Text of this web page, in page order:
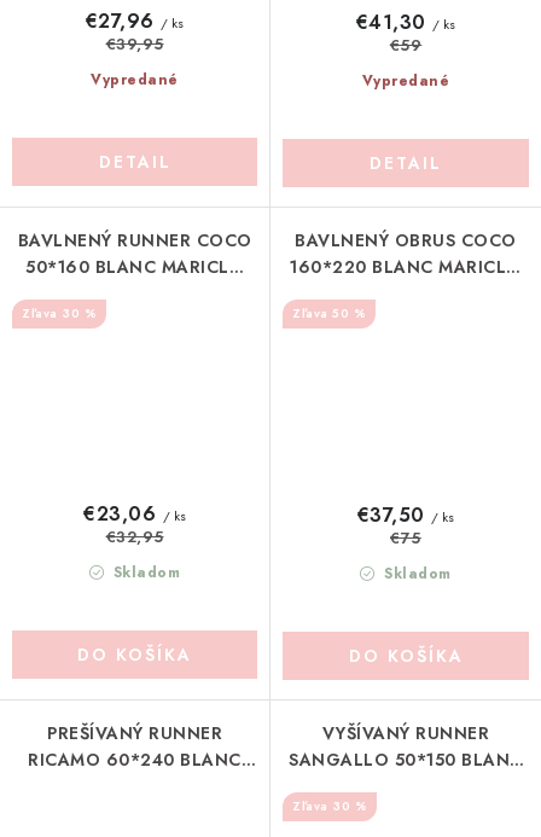
Vypredané
€27,96 / ks
€39,95
DETAIL
Vypredané
€41,30 / ks
€59
DETAIL
BAVLNENÝ RUNNER COCO
50*160 BLANC MARICLO
30 %
Skladom
€23,06 / ks
€32,95
DO KOŠÍKA
BAVLNENÝ OBRUS COCO
160*220 BLANC MARICLO
50 %
Skladom
€37,50 / ks
€75
DO KOŠÍKA
PREŠÍVANÝ RUNNER
RICAMO 60*240 BLANC
VYŠÍVANÝ RUNNER
SANGALLO 50*150 BLANC
30 %